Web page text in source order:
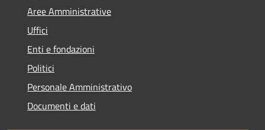
Aree Amministrative
Uffici
Enti e fondazioni
Politici
Personale Amministrativo
Documenti e dati